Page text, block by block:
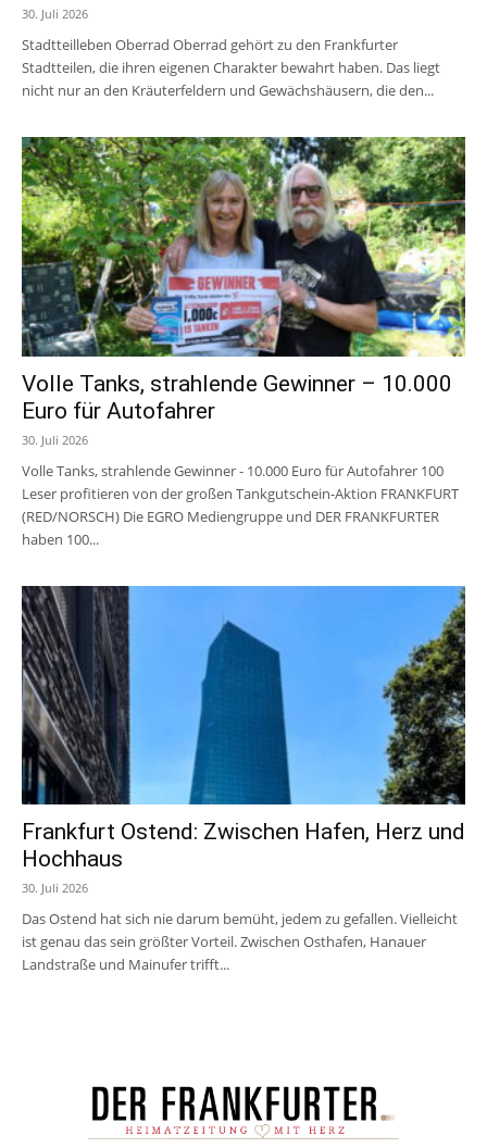
30. Juli 2026
Stadtteilleben Oberrad Oberrad gehört zu den Frankfurter
Stadtteilen, die ihren eigenen Charakter bewahrt haben. Das liegt
nicht nur an den Kräuterfeldern und Gewächshäusern, die den...
Volle Tanks, strahlende Gewinner – 10.000
Euro für Autofahrer
30. Juli 2026
Volle Tanks, strahlende Gewinner - 10.000 Euro für Autofahrer 100
Leser profitieren von der großen Tankgutschein-Aktion FRANKFURT
(RED/NORSCH) Die EGRO Mediengruppe und DER FRANKFURTER
haben 100...
Frankfurt Ostend: Zwischen Hafen, Herz und
Hochhaus
30. Juli 2026
Das Ostend hat sich nie darum bemüht, jedem zu gefallen. Vielleicht
ist genau das sein größter Vorteil. Zwischen Osthafen, Hanauer
Landstraße und Mainufer trifft...